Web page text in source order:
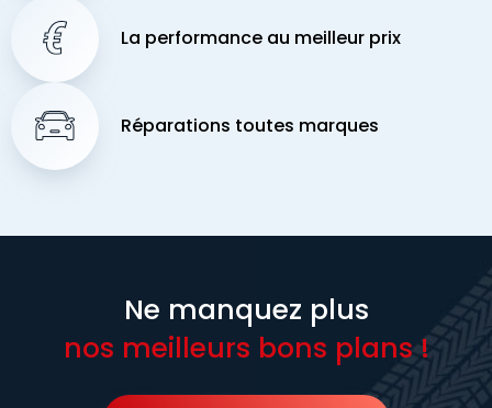
La performance au meilleur prix
Réparations toutes marques
Ne manquez plus
nos meilleurs bons plans !